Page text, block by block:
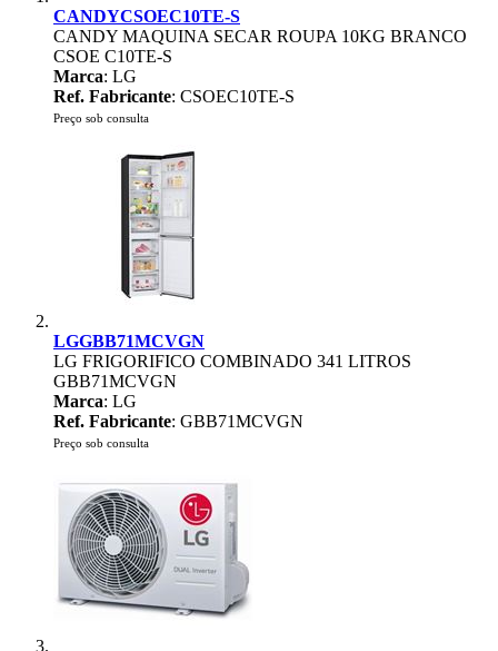
CANDYCSOEC10TE-S
CANDY MAQUINA SECAR ROUPA 10KG BRANCO
CSOE C10TE-S
Marca: LG
Ref. Fabricante: CSOEC10TE-S
Preço sob consulta
LGGBB71MCVGN
LG FRIGORIFICO COMBINADO 341 LITROS
GBB71MCVGN
Marca: LG
Ref. Fabricante: GBB71MCVGN
Preço sob consulta